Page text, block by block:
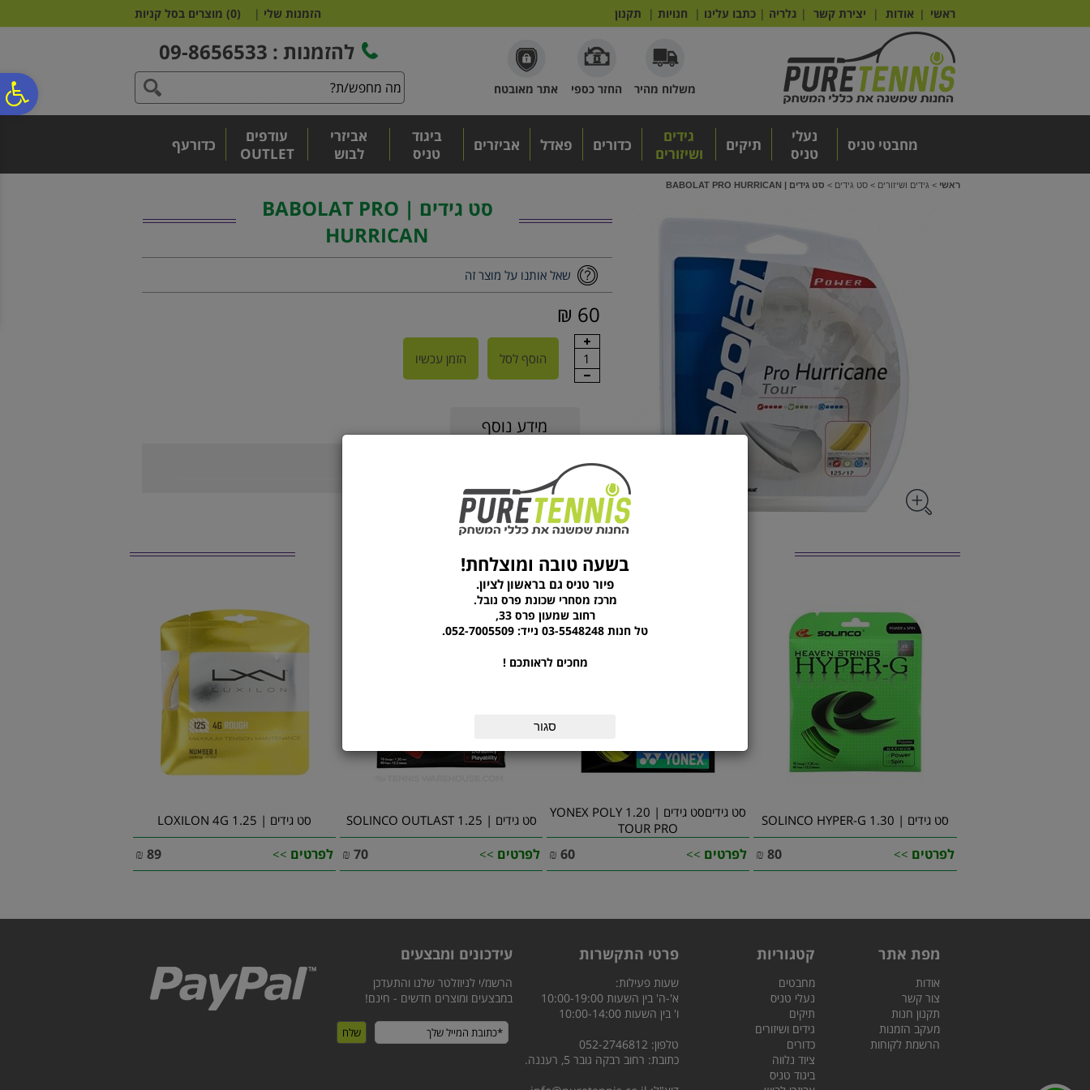
נגישות
אתר
המרכזי
ראשי | אודות | יצירת קשר | גלריה | כתבו עלינו | חנויות | תקנון הזמנות שלי |
(
0
) מוצרים בסל קניות
משלוח מהיר החזר כספי אתר מאובטח
להזמנות : 09-8656533
מחבטי טניס
נעלי
טניס
תיקים
גידים
ושיזורים
כדורים פאדל אביזרים
ביגוד
טניס
אביזרי
לבוש
עודפים
OUTLET
כדורעף
ראשי > גידים ושיזורים > סט גידים > סט גידים | BABOLAT PRO HURRICAN
סט גידים | BABOLAT PRO
HURRICAN
שאל אותנו על מוצר זה
60 ₪
1 הוסף לסל הזמן עכשיו
מידע נוסף
שם יצרן
מוצרים נוספים מהקטגוריה
סט גידים | 1.30 SOLINCO HYPER-G
לפרטים >>
80
₪
סט גידיםסט גידים | 1.20 YONEX POLY
TOUR PRO
לפרטים >>
60
₪
סט גידים | 1.25 SOLINCO OUTLAST
לפרטים >>
70
₪
סט גידים | LOXILON 4G 1.25
לפרטים >>
89
₪
מפת אתר קטגוריות פרטי התקשרות עידכונים ומבצעים
אודות
צור קשר
תקנון חנות
מעקב הזמנות
הרשמת לקוחות
מחבטים
נעלי טניס
תיקים
גידים ושיזורים
כדורים
ציוד נלווה
ביגוד טניס
שעות פעילות:
א'-ה' בין השעות 10:00-19:00
ו' בין השעות 10:00-14:00
טלפון: 052-2746812
כתובת: רחוב רבקה גובר 5, רעננה.
הרשמ/י לניוזלטר שלנו והתעדכן
במבצעים ומוצרים חדשים - חינם!
בשעה טובה ומוצלחת!
פיור טניס גם בראשון לציון.
מרכז מסחרי שכונת פרס נובל.
רחוב שמעון פרס 33,
טל חנות 03-5548248 נייד: 052-7005509.
מחכים לראותכם !
סגור